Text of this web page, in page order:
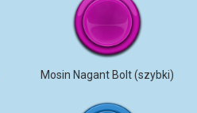
Mosin Nagant Bolt (szybki)